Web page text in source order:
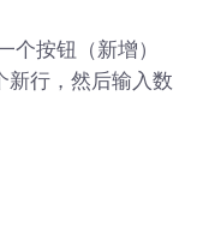
按钮（新增）
行，然后输入数